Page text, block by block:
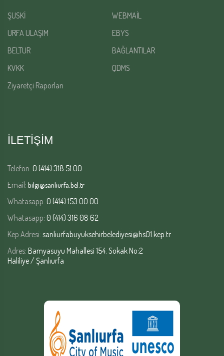
ŞUSKİ
WEBMAİL
URFA ULAŞIM
EBYS
BELTUR
BAĞLANTILAR
KVKK
QDMS
Ziyaretçi Raporları
İLETİŞİM
Telefon: 0 (414) 318 51 00
Email: bilgi@sanliurfa.bel.tr
Whatasapp: 0 (414) 153 00 00
Whatasapp: 0 (414) 316 08 62
Kep Adresi: sanliurfabuyuksehirbelediyesi@hs01.kep.tr
Adres: Bamyasuyu Mahallesi 154. Sokak No:2
Haliliye / Şanlıurfa